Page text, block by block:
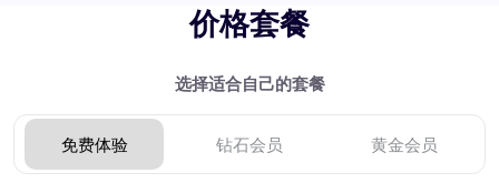
价格套餐
选择适合自己的套餐
免费体验 钻石会员 黄金会员